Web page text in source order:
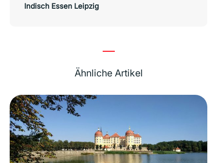
Indisch Essen Leipzig
Ähnliche Artikel